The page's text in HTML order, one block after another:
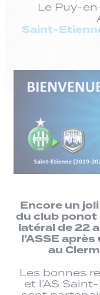
Le Puy-
Saint-
Encore un
du club ponot
latéral de 22
l’ASSE
au
Les bonnes
et l’AS